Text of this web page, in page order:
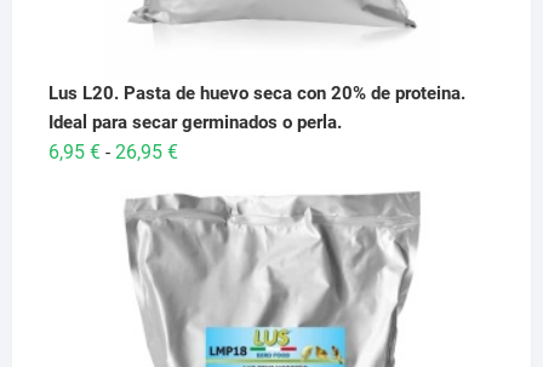
Lus L20. Pasta de huevo seca con 20% de proteina.
Ideal para secar germinados o perla.
6,95 € - 26,95 €Rango
precios:
desde
6,95 €
26,95 €